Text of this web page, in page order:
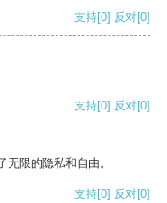
支持[0] 反对[0]
支持[0] 反对[0]
限的隐私和自由。
支持[0] 反对[0]